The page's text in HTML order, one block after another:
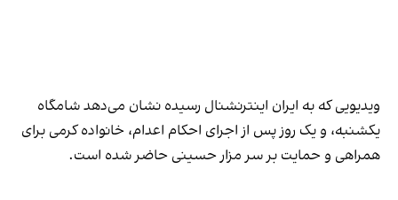
ویدیویی که به ایران اینترنشنال رسیده نشان می‌دهد شامگاه
یکشنبه، و یک روز پس از اجرای احکام اعدام، خانواده کرمی برای
همراهی و حمایت بر سر مزار حسینی حاضر شده است.